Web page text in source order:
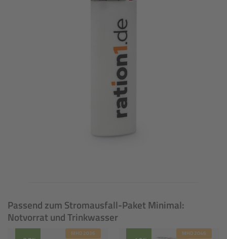
Passend zum Stromausfall-Paket Minimal:
Notvorrat und Trinkwasser
MHD 2036 MHD 2046